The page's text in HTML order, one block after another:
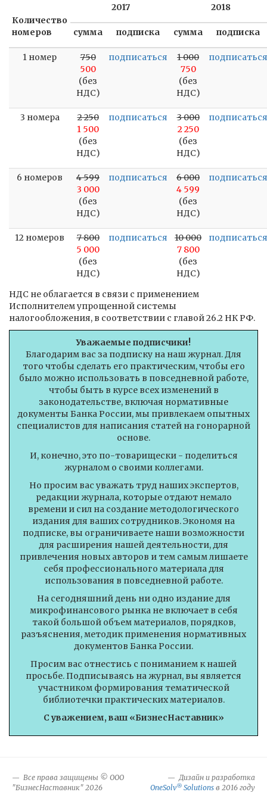
Количество
номеров
2017 2018
сумма подписка сумма подписка
1 номер
750
500
(без
НДС)
подписаться
1 000
750
(без
НДС)
подписаться
3 номера
2 250
1 500
(без
НДС)
подписаться
3 000
2 250
(без
НДС)
подписаться
6 номеров
4 599
3 000
(без
НДС)
подписаться
6 000
4 599
(без
НДС)
подписаться
12 номеров
7 800
5 000
(без
НДС)
подписаться
10 000
7 800
(без
НДС)
подписаться
НДС не облагается в связи с применением
Исполнителем упрощенной системы
налогообложения, в соответствии с главой 26.2 НК РФ.
Уважаемые подписчики!
Благодарим вас за подписку на наш журнал. Для
того чтобы сделать его практическим, чтобы его
было можно использовать в повседневной работе,
чтобы быть в курсе всех изменений в
законодательстве, включая нормативные
документы Банка России, мы привлекаем опытных
специалистов для написания статей на гонорарной
основе.
И, конечно, это по-товарищески - поделиться
журналом о своими коллегами.
Но просим вас уважать труд наших экспертов,
редакции журнала, которые отдают немало
времени и сил на создание методологического
издания для ваших сотрудников. Экономя на
подписке, вы ограничиваете наши возможности
для расширения нашей деятельности, для
привлечения новых авторов и тем самым лишаете
себя профессионального материала для
использования в повседневной работе.
На сегодняшний день ни одно издание для
микрофинансового рынка не включает в себя
такой большой объем материалов, порядков,
разъяснения, методик применения нормативных
документов Банка России.
Просим вас отнестись с пониманием к нашей
просьбе. Подписываясь на журнал, вы является
участником формирования тематической
библиотечки практических материалов.
С уважением, ваш «БизнесНаставник»
Все права защищены © ООО
"БизнесНаставник" 2026
Дизайн и разработка
OneSolv® Solutions в 2016 году